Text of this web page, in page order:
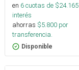
en 6cuotas de $24.165
interés
ahorras $5.800 por
transferencia.
Disponible